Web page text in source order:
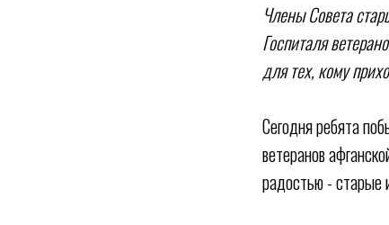
Члены Совета
Госпиталя
для тех, кому
Сегодня ребята
ветеранов
радостью - старые